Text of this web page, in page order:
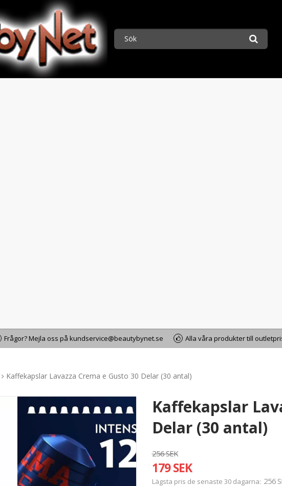
Frågor? Mejla oss på kundservice@beautybynet.se Alla våra produkter till
Kaffekapslar Lavazza Crema e Gusto 30 Delar (30 antal)
Kaffekapslar
Delar (30 antal)
256 SEK
179 SEK
Lägsta pris de senaste 30 dagarna 256